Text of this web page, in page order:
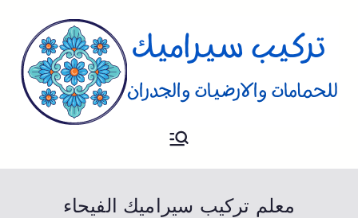
سيراميك
فني تركيب سيراميك للارضيات و
معلم تركيب سيراميك الفيحاء